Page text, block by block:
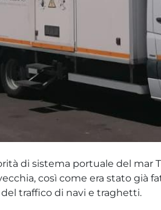
di sistema portuale del mar
così come era stato già
traffico di navi e traghetti.